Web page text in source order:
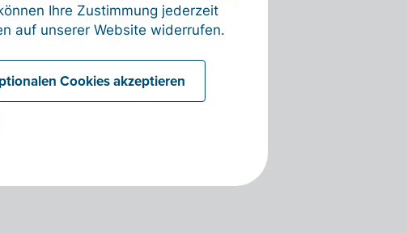
Ihre Zustimmung jederzeit
auf unserer Website widerrufen.
Cookies akzeptieren